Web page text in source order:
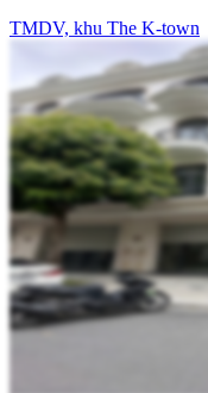
TMDV, khu The K-town